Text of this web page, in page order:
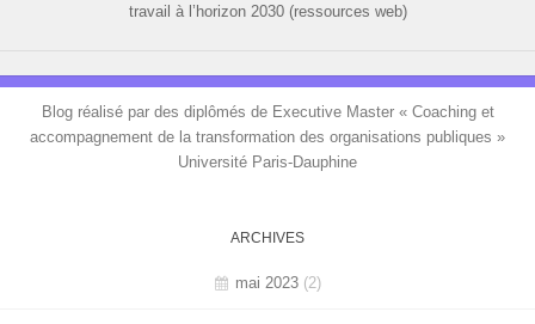
travail à l’horizon 2030 (ressources web)
Blog réalisé par des diplômés de Executive Master « Coaching et
accompagnement de la transformation des organisations publiques »
Université Paris-Dauphine
ARCHIVES
mai 2023 (2)